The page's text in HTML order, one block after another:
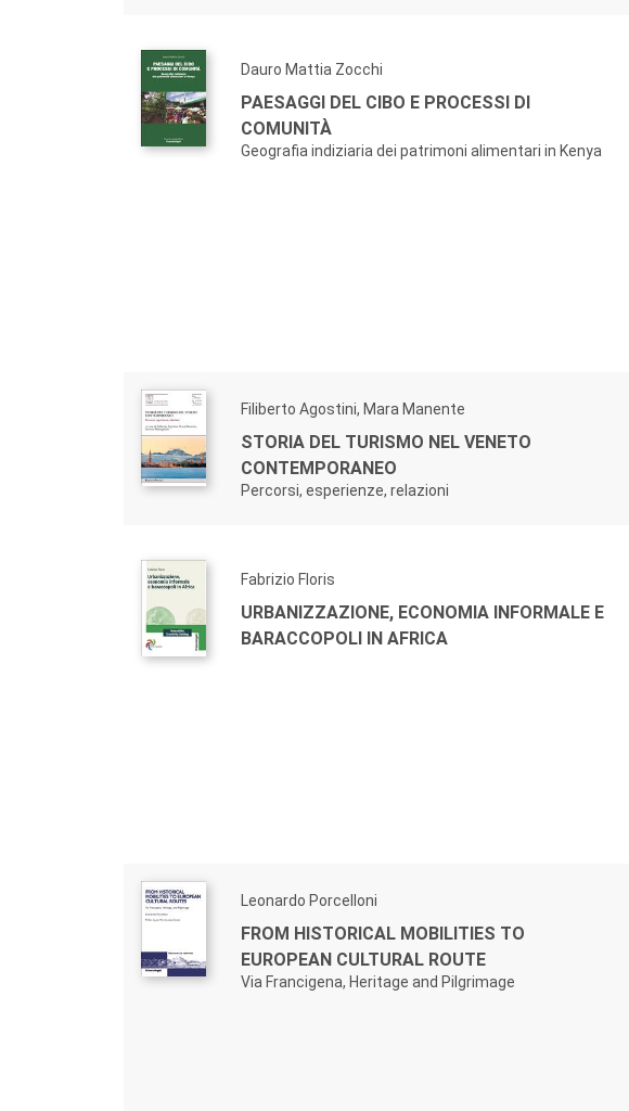
Dauro Mattia Zocchi
PAESAGGI DEL CIBO E PROCESSI DI
COMUNITÀ
Geografia indiziaria dei patrimoni alimentari in Kenya
Filiberto Agostini, Mara Manente
STORIA DEL TURISMO NEL VENETO
CONTEMPORANEO
Percorsi, esperienze, relazioni
Fabrizio Floris
URBANIZZAZIONE, ECONOMIA INFORMALE E
BARACCOPOLI IN AFRICA
Leonardo Porcelloni
FROM HISTORICAL MOBILITIES TO
EUROPEAN CULTURAL ROUTE
Via Francigena, Heritage and Pilgrimage